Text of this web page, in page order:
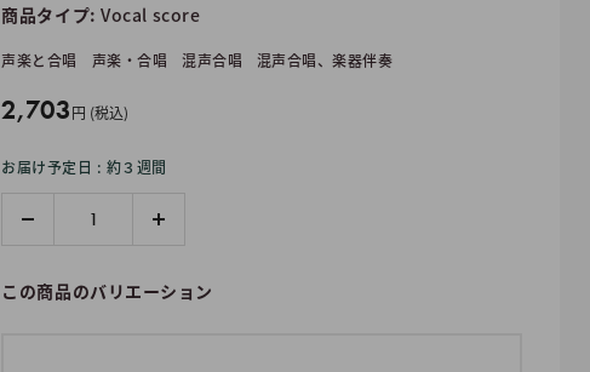
商品タイプ:Vocal score
声楽と合唱 声楽・合唱 混声合唱 混声合唱、楽器伴奏
販
価
格
2,703円 (税込)
お届け予定日 : 約３週間
この商品のバリエーション